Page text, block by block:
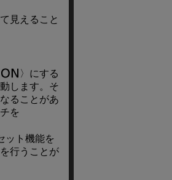
見えること
にする
します。そ
ることがあ
を
ット機能を
行うことが